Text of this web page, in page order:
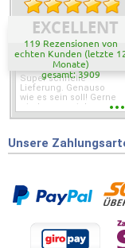
EXCELLENT
119 Rezensionen von
echten Kunden (letzte
Monate)
gesamt: 3909
Super schnelle
Lieferung. Genauso
wie es sein soll! Gerne
wieder wenn ich was
Unsere